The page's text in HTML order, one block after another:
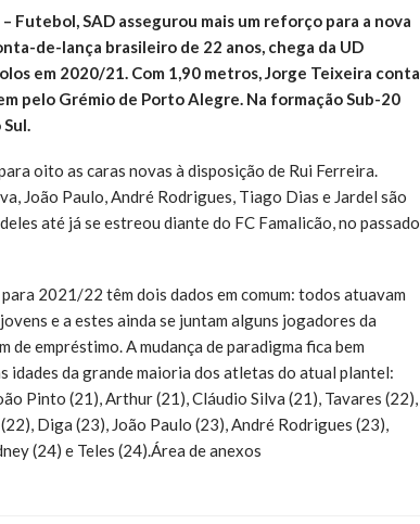
Futebol, SAD assegurou mais um reforço para a nova
de-lança brasileiro de 22 anos, chega da UD
em 2020/21. Com 1,90 metros, Jorge Teixeira conta
pelo Grémio de Porto Alegre. Na formação Sub-20
oito as caras novas à disposição de Rui Ferreira.
João Paulo, André Rodrigues, Tiago Dias e Jardel são
até já se estreou diante do FC Famalicão, no passado
2021/22 têm dois dados em comum: todos atuavam
e a estes ainda se juntam alguns jogadores da
empréstimo. A mudança de paradigma fica bem
idades da grande maioria dos atletas do atual plantel:
Pinto (21), Arthur (21), Cláudio Silva (21), Tavares (22),
Diga (23), João Paulo (23), André Rodrigues (23),
(24) e Teles (24).Área de anexos